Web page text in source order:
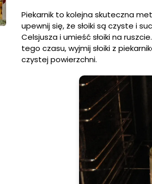
Piekarnik to kolejna skuteczna
upewnij się, że słoiki są czyste i
Celsjusza i umieść słoiki na
tego czasu, wyjmij słoiki z
czystej powierzchni.